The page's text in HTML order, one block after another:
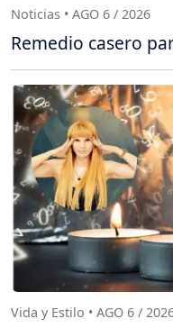
Noticias • AGO 6 / 2026
Remedio casero
Vida y Estilo • AGO 6 /